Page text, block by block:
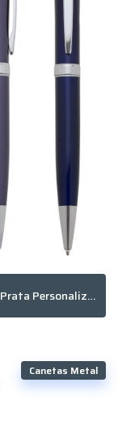
Caneta Metal Inteira Colorida Detalhes Em Prata Personalizada
Canetas Metal